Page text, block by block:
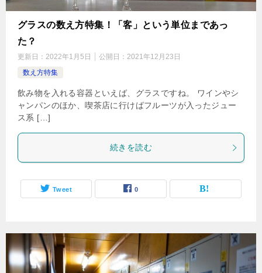
グラスの数え方特集！「客」という単位まであっ
た？
更新日： 2022年1月5日 公開日： 2021年12月23日
数え方特集
飲み物を入れる容器といえば、グラスですね。 ワインやシ
ャンパンのほか、喫茶店に行けばフルーツが入ったジュー
ス系 […]
続きを読む
Tweet 0